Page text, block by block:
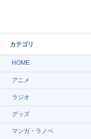
カテゴリ
HOME
アニメ
ラジオ
グッズ
マンガ・ラノベ